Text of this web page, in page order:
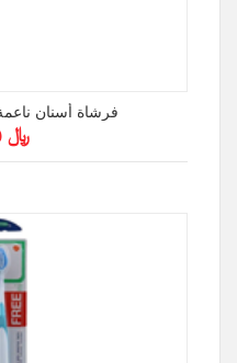
فرشاة أسنان
﷼ ۲۷.۹۵